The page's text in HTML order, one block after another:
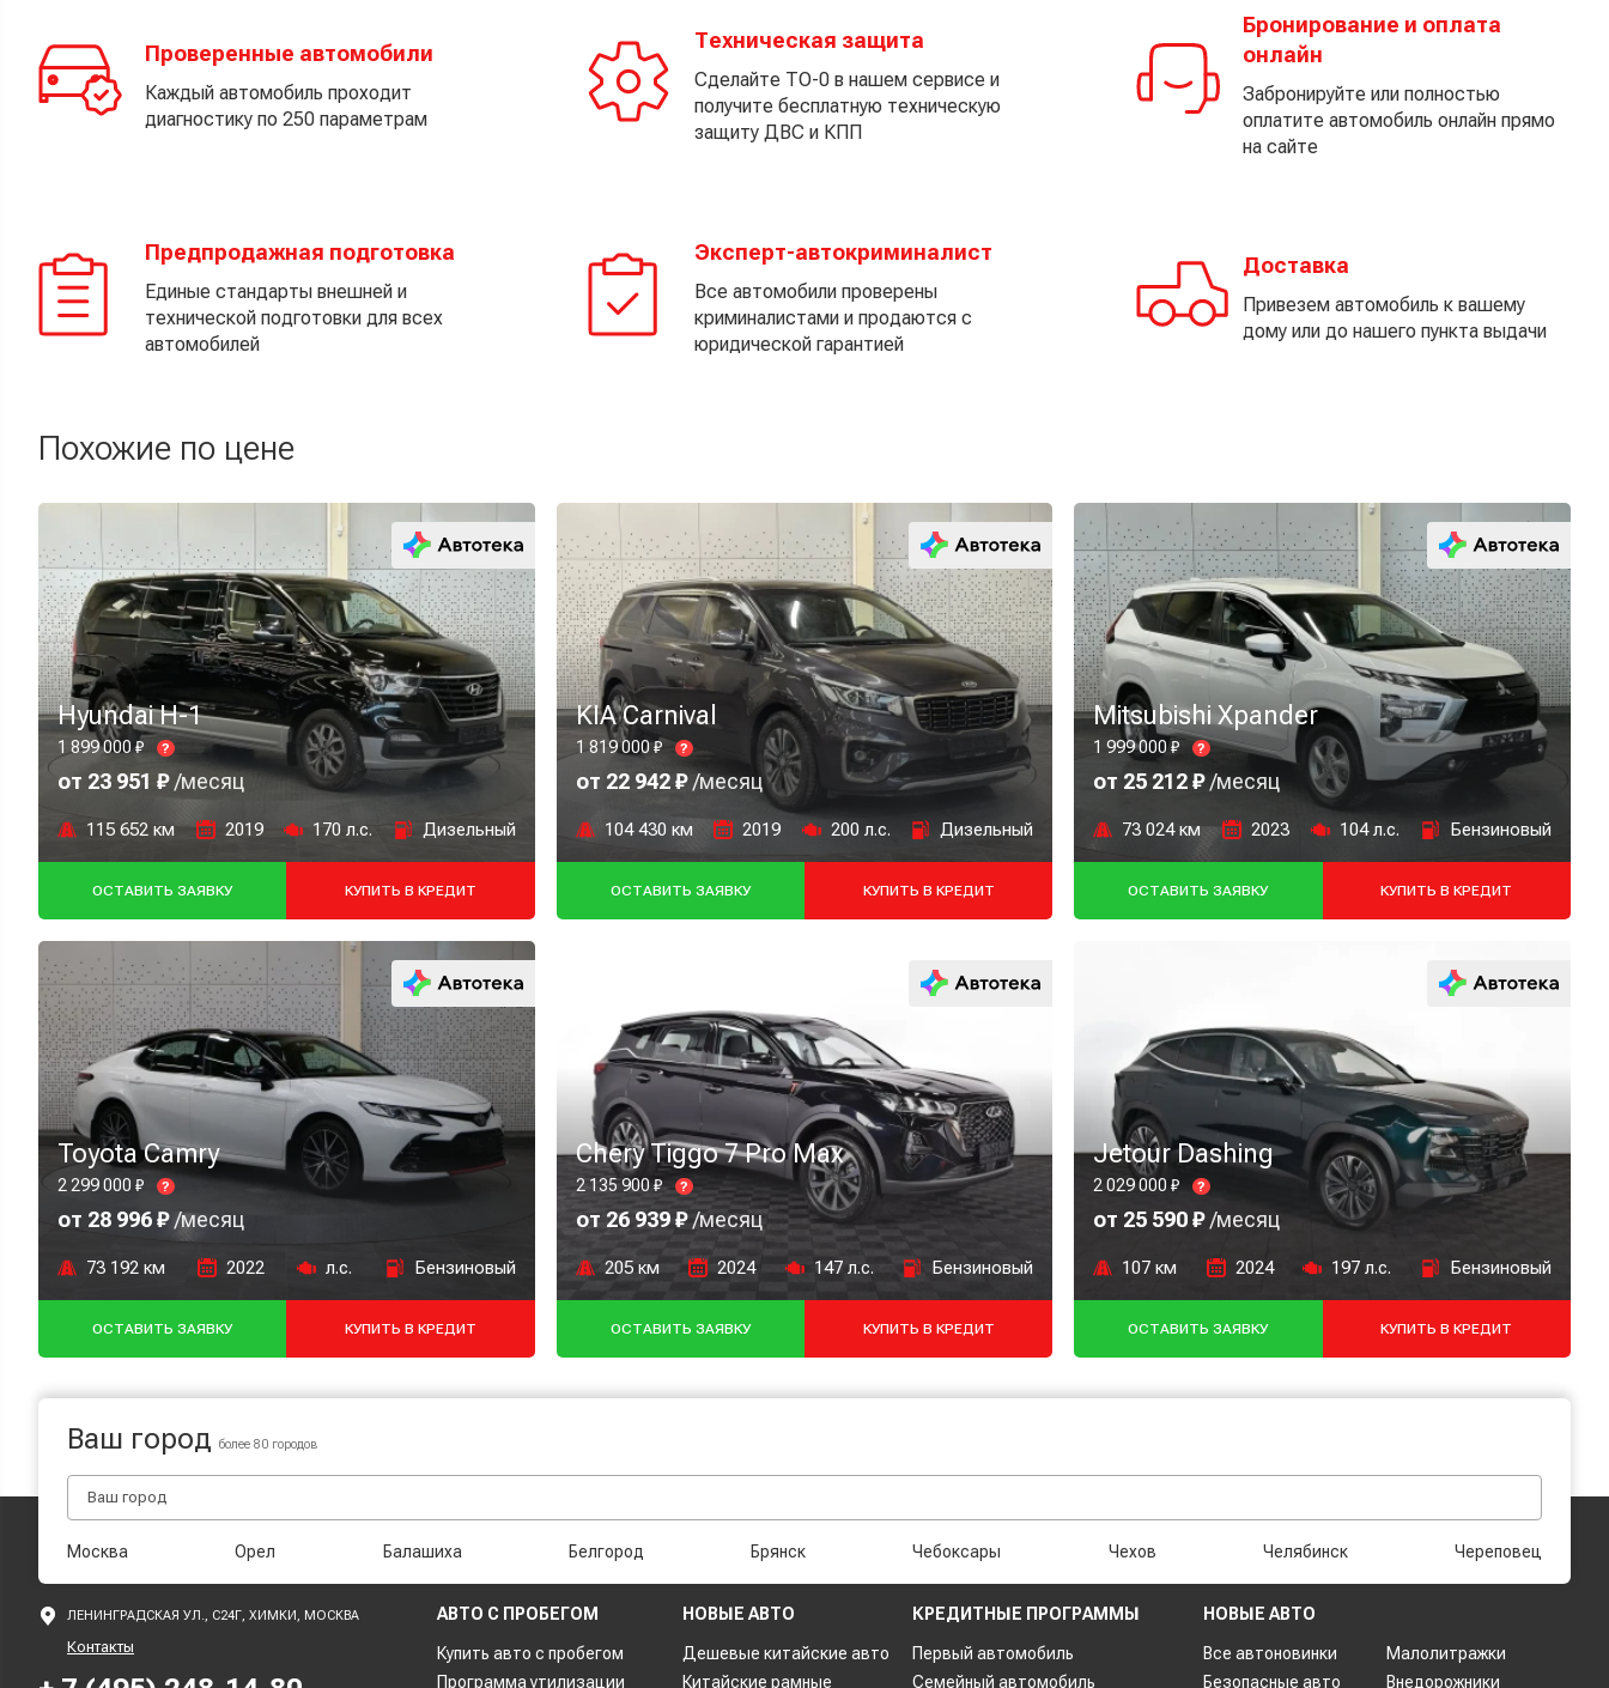
Проверенные автомобили
Каждый автомобиль проходит
диагностику по 250 параметрам
Техническая защита
Сделайте ТО-0 в нашем сервисе и
получите бесплатную техническую
защиту ДВС и КПП
Бронирование и оплата
онлайн
Забронируйте или полностью
оплатите автомобиль онлайн прямо
на сайте
Предпродажная подготовка
Единые стандарты внешней и
технической подготовки для всех
автомобилей
Эксперт-автокриминалист
Все автомобили проверены
криминалистами и продаются с
юридической гарантией
Доставка
Привезем автомобиль к вашему
дому или до нашего пункта выдачи
Похожие по цене
Hyundai H-1
1 899 000 ₽ ?
от 23 951 ₽/месяц
115 652 км 2019 170 л.с. Дизельный
ОСТАВИТЬ ЗАЯВКУ КУПИТЬ В КРЕДИТ
KIA Carnival
1 819 000 ₽ ?
от 22 942 ₽/месяц
104 430 км 2019 200 л.с. Дизельный
ОСТАВИТЬ ЗАЯВКУ КУПИТЬ В КРЕДИТ
Mitsubishi Xpander
1 999 000 ₽ ?
от 25 212 ₽/месяц
73 024 км 2023 104 л.с. Бензиновый
ОСТАВИТЬ ЗАЯВКУ КУПИТЬ В КРЕДИТ
Toyota Camry
2 299 000 ₽ ?
от 28 996 ₽/месяц
73 192 км 2022 л.с. Бензиновый
ОСТАВИТЬ ЗАЯВКУ КУПИТЬ В КРЕДИТ
Chery Tiggo 7 Pro Max
2 135 900 ₽ ?
от 26 939 ₽/месяц
205 км 2024 147 л.с. Бензиновый
ОСТАВИТЬ ЗАЯВКУ КУПИТЬ В КРЕДИТ
Jetour Dashing
2 029 000 ₽ ?
от 25 590 ₽/месяц
107 км 2024 197 л.с. Бензиновый
ОСТАВИТЬ ЗАЯВКУ КУПИТЬ В КРЕДИТ
Ваш город более 80 городов
Москва Орел Балашиха Белгород Брянск Чебоксары Чехов Челябинск Череповец
ЛЕНИНГРАДСКАЯ УЛ., С24Г, ХИМКИ, МОСКВА
Контакты
АВТО С ПРОБЕГОМ
Купить авто с пробегом
Программа утилизации
НОВЫЕ АВТО
Дешевые китайские авто
Китайские рамные
КРЕДИТНЫЕ ПРОГРАММЫ
Первый автомобиль
Семейный автомобиль
НОВЫЕ АВТО
Все автоновинки
Безопасные авто
Малолитражки
Внедорожники